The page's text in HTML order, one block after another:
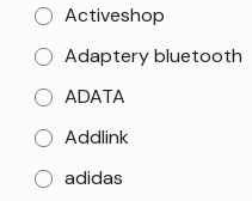
Activeshop
Adaptery bluetooth
ADATA
Addlink
adidas